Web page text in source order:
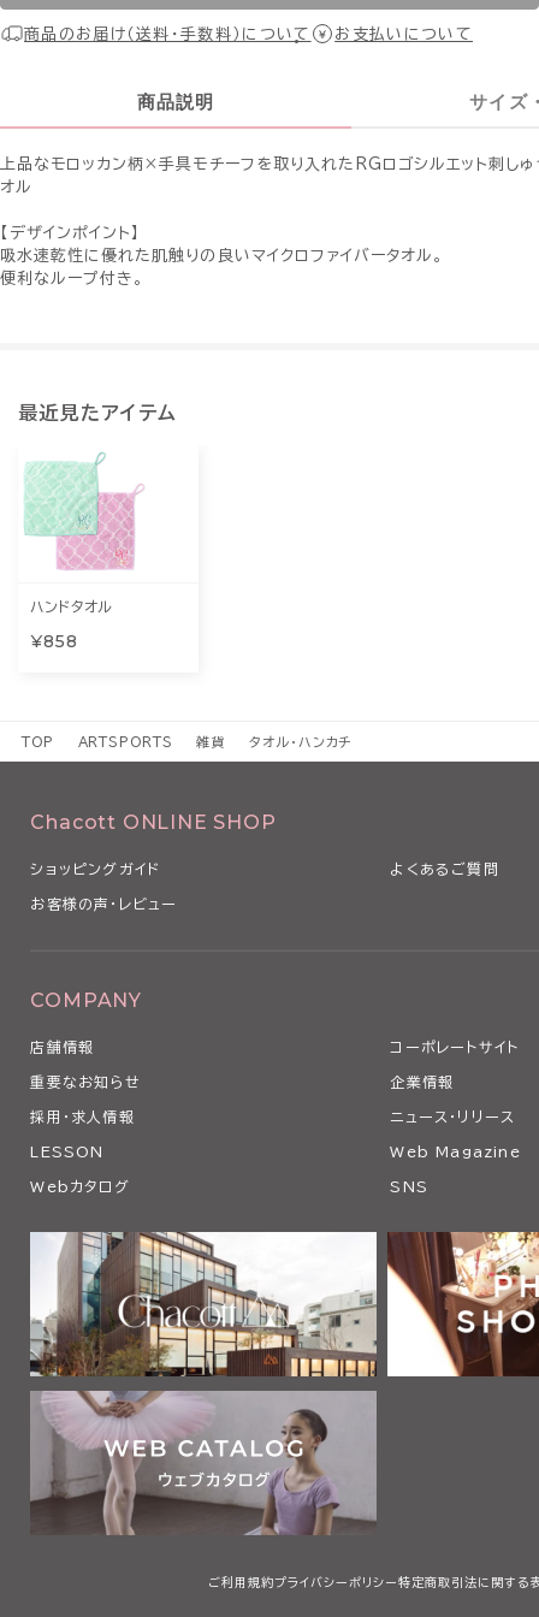
商品のお届け（送料・手数料）について お支払いについて
商品説明 サイズ
上品なモロッカン柄×手具モチーフを取り入れたRGロゴシルエット刺し
オル
【デザインポイント】
吸水速乾性に優れた肌触りの良いマイクロファイバータオル。
便利なループ付き。
最近見たアイテム
ハンドタオル
¥858
TOP ARTSPORTS 雑貨 タオル・ハンカチ
Chacott ONLINE SHOP
ショッピングガイド よくあるご質問
お客様の声・レビュー
COMPANY
店舗情報 コーポレートサイト
重要なお知らせ 企業情報
採用・求人情報 ニュース・リリース
LESSON Web Magazine
Webカタログ SNS
ご利用規約プライバシーポリシー 特定商取引法に関する